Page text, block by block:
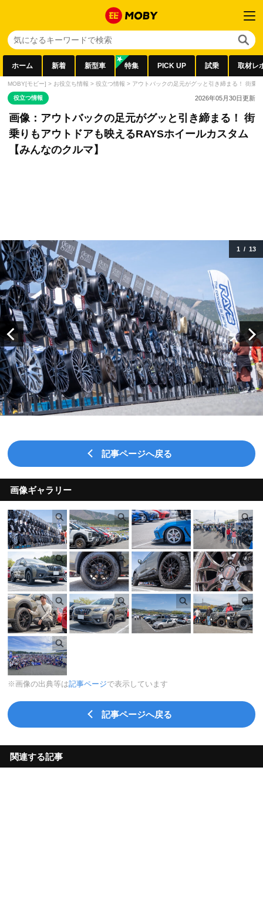
ホーム 新着 新型車 特集 PICK UP 試乗 取材レ
MOBY[モビー] > お役立ち情報 > 役立つ情報 > アウトバックの足元がグッと引き締まる！ 街乗
役立つ情報 2026年05月30日更新
画像：アウトバックの足元がグッと引き締まる！ 街
乗りもアウトドアも映えるRAYSホイールカスタム
【みんなのクルマ】
1 / 13
記事ページへ戻る
画像ギャラリー
※画像の出典等は記事ページで表示しています
記事ページへ戻る
関連する記事